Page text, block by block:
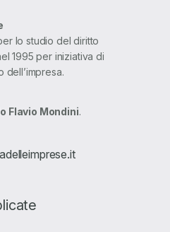
lo studio del diritto
1995 per iniziativa di
dell’impresa.
Flavio Mondini.